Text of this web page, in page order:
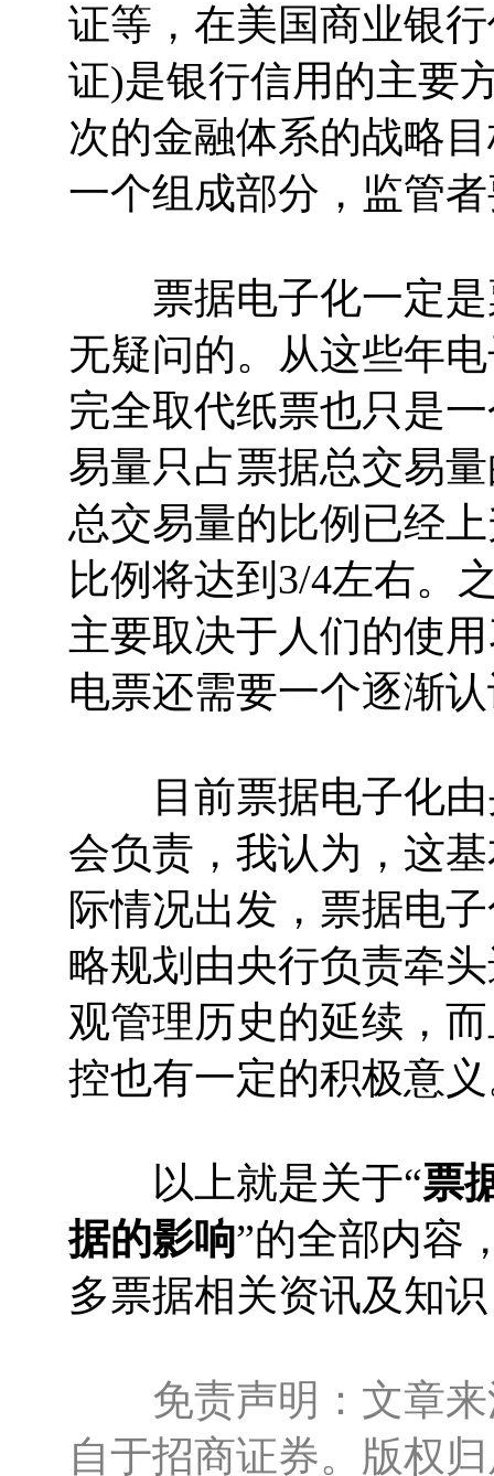
证等，在美国商业银
证)是银行信用的主要
次的金融体系的战略
一个组成部分，监管
票据电子化一定是
无疑问的。从这些年
完全取代纸票也只是
易量只占票据总交易
总交易量的比例已经
比例将达到3/4左右。
主要取决于人们的使
电票还需要一个逐渐
目前票据电子化由
会负责，我认为，这
际情况出发，票据电
略规划由央行负责牵
观管理历史的延续，
控也有一定的积极意
以上就是关于“票
据的影响”的全部内容
多票据相关资讯及知
免责声明：文章来
自于招商证券。版权